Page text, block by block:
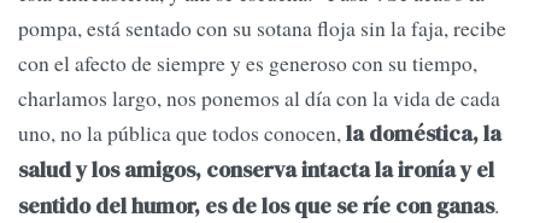
pompa, está sentado con su sotana floja sin la faja, recibe
con el afecto de siempre y es generoso con su tiempo,
charlamos largo, nos ponemos al día con la vida de cada
uno, no la pública que todos conocen,la doméstica, la
salud y los amigos, conserva intacta la ironía y el
sentido del humor, es de los que se ríe con ganas.